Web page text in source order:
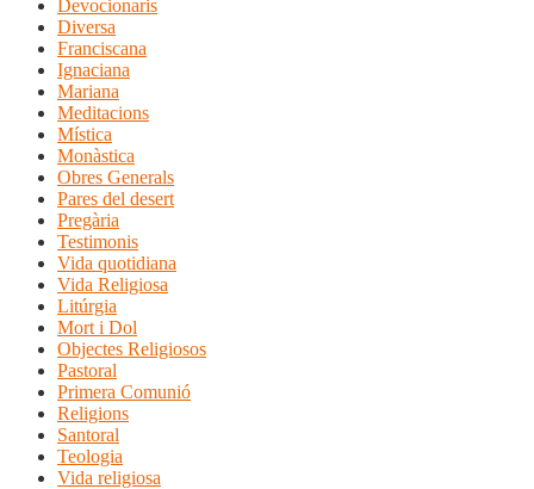
Devocionaris
Diversa
Franciscana
Ignaciana
Mariana
Meditacions
Mística
Monàstica
Obres Generals
Pares del desert
Pregària
Testimonis
Vida quotidiana
Vida Religiosa
Litúrgia
Mort i Dol
Objectes Religiosos
Pastoral
Primera Comunió
Religions
Santoral
Teologia
Vida religiosa